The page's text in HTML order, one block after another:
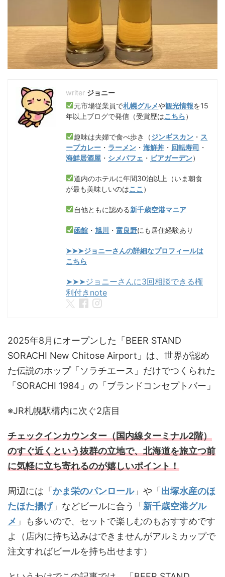
ジョニー
元市場従業員で札幌グルメや観光情報を15
年以上ブログで発信（受賞歴はこちら）
趣味は夫婦で食べ歩き（ジンギスカン ・ ス
ープカレー ・ ラーメン ・ 海鮮丼 ・ 回転寿司 ・
海鮮居酒屋 ・ シメパフェ ・ ビアガーデン）
道内のホテルに年間30泊以上（いま朝食
が最も美味しいのはここ ）
自他ともに認める新千歳空港マニア
函館 ・旭川 ・富良野にも居住経験あり
➤➤➤ジョニーさんの詳細なプロフィールは
こちら
➤➤➤ジョニーさんに3回相談できる権
利付きnote
2025年8月にオープンした「BEER STAND
SORACHI New Chitose Airport」は、世界が認め
た伝説のホップ「ソラチエース」だけでつくられた
「SORACHI 1984」の「ブランドコンセプトバー」
※JR札幌駅構内に次ぐ2店目
チェックインカウンター（国内線ターミナル2階）
のすぐ近くという抜群の立地で、北海道を旅立つ前
に気軽に立ち寄れるのが嬉しいポイント！
周辺には「 かま栄のパンロール」や「 出塚水産のほ
たほた揚げ」などビールに合う「 新千歳空港グル
メ 」も多いので、セットで楽しむのもおすすめです
よ（店内に持ち込みはできませんがアルミカップで
注文すればビールを持ち出せます）